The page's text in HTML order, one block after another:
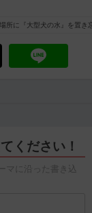
所に『大型犬の水』を置
ください！
マに沿った書き込